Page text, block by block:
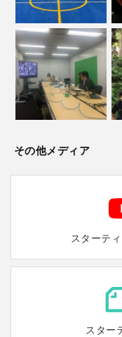
その他メディア
スターテ
スター